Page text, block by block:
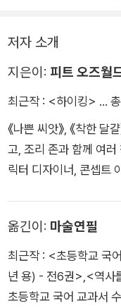
이처럼 『하이킹』은
렌즈를 통해 보여 주고,
을 따뜻하게 담아낸 그림
이 정겨운 아빠와 아이
저자 소개
지은이: 피트 오즈월
최근작 : <하이킹> …
《나쁜 씨앗》, 《착한 달
고, 조리 존과 함께 여
릭터 디자이너, 콘셉트
옮긴이: 마술연필
최근작 : <초등학교 국
년 용) - 전6권> <역사
초등학교 국어 교과서